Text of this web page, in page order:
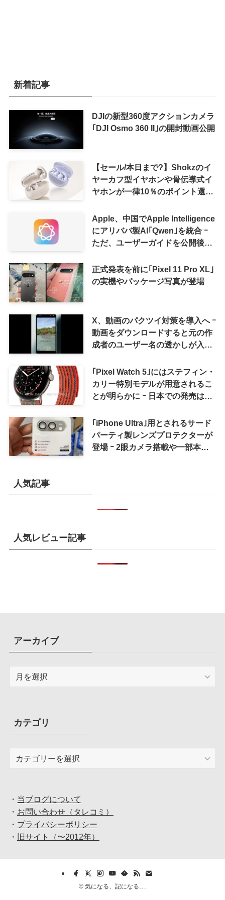
新着記事
DJIの新型360度アクションカメラ
｢DJI Osmo 360 II｣の開封動画公開
【セール/本日まで?】Shokzのイ
ヤーカフ型イヤホンや骨伝導式イ
ヤホンが一律10％のポイント還元
Apple、中国でApple Intelligence
にアリババ製AI｢Qwen｣を統合 ｰ
ただ、ユーザーガイドを公開後に
正式発表を前に｢Pixel 11 Pro XL｣
の実機やパッケージ写真が登場
X、動画のパクツイ対策を導入へ ｰ
動画をダウンロードすると元の作
成者のユーザー名の透かしが入る
｢Pixel Watch 5｣にはステフィン・
カリー特別モデルが用意されるこ
とが明らかに ｰ 日本での発売は期
｢iPhone Ultra｣用とされるサード
パーティ製レンズプロテクターが
登場 ｰ 2眼カメラ搭載や一部本体
人気記事
人気レビュー記事
アーカイブ
ブカテゴリ
・ 当ブログについて
・ お問い合わせ（タレコミ）
・ プライバシーポリシー
・
旧サイト（〜2012年）
©気になる、記になる….